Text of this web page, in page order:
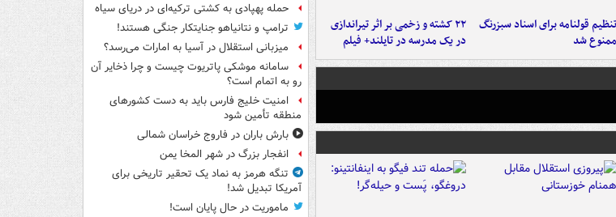
تنظیم قولنامه برای اسناد سبزرنگ
ممنوع شد
۲۲ کشته و زخمی بر اثر تیراندازی
در یک مدرسه در تایلند+ فیلم
حمله پهپادی به کشتی ترکیه‌ای در دریای سیاه
ترامپ و نتانیاهو جنایتکار جنگی هستند!
میزبانی استقلال در آسیا به امارات می‌رسد؟
سامانه موشکی پاتریوت چیست و چرا ذخایر آن
رو به اتمام است؟
امنیت خلیج فارس باید به دست کشورهای
منطقه تأمین شود
بارش باران در فاروج خراسان شمالی
انفجار بزرگ در شهر المخا یمن
تنگه هرمز به نماد یک تحقیر تاریخی برای
آمریکا تبدیل شد!
ماموریت در حال پایان است!